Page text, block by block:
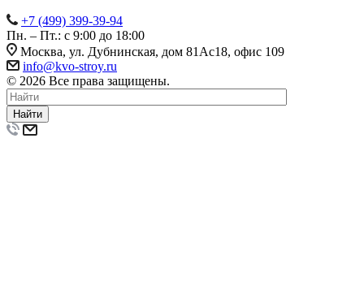
+7 (499) 399-39-94
Пн. – Пт.: с 9:00 до 18:00
Москва, ул. Дубнинская, дом 81Ас18, офис 109
info@kvo-stroy.ru
© 2026 Все права защищены.
Найти